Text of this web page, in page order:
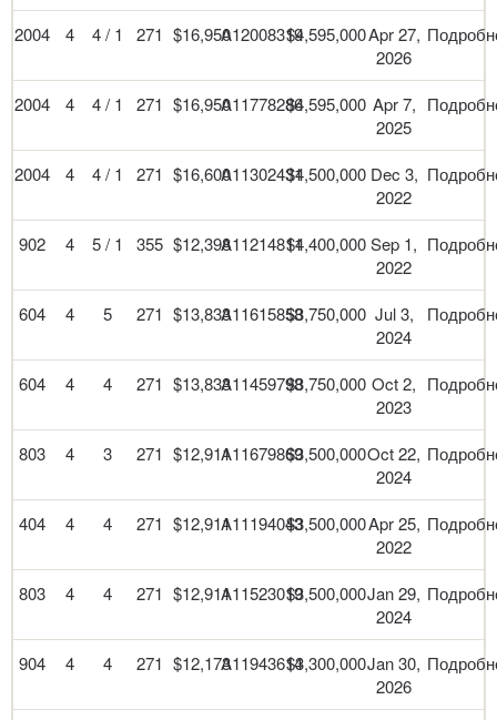
2004 4 4 / 1 271 $16,950A12008319$4,595,000Apr 27,
2026
2004 4 4 / 1 271 $16,950A11778286$4,595,000 Apr 7,
2025
2004 4 4 / 1 271 $16,600A11302431$4,500,000 Dec 3,
2022
902 4 5 / 1 355 $12,398A11214811$4,400,000 Sep 1,
2022
604 4 5 271 $13,833A11615858$3,750,000 Jul 3,
2024
604 4 4 271 $13,833A11459798$3,750,000 Oct 2,
2023
803 4 3 271 $12,911A11679869$3,500,000Oct 22,
2024
404 4 4 271 $12,911A11194043$3,500,000Apr 25,
2022
803 4 4 271 $12,911A11523019$3,500,000Jan 29,
2024
904 4 4 271 $12,173A11943614$3,300,000Jan 30,
2026